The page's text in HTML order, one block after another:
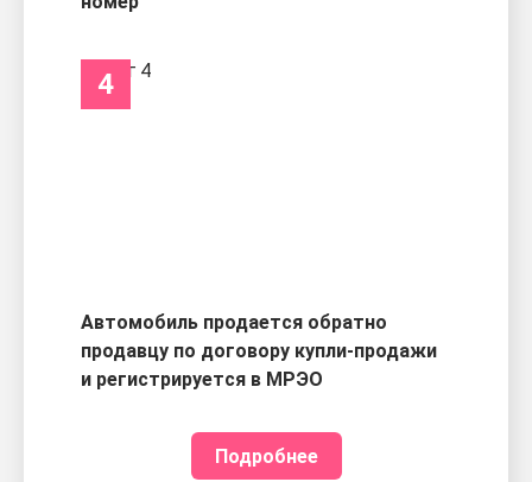
4
Автомобиль продается обратно
продавцу по договору купли-продажи
и регистрируется в МРЭО
Подробнее